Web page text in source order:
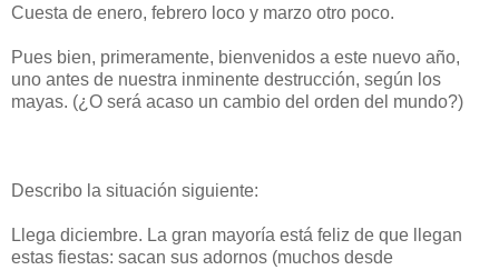
Cuesta de enero, febrero loco y marzo otro poco.
Pues bien, primeramente, bienvenidos a este nuevo año,
uno antes de nuestra inminente destrucción, según los
mayas. (¿O será acaso un cambio del orden del mundo?)
Describo la situación siguiente:
Llega diciembre. La gran mayoría está feliz de que llegan
estas fiestas: sacan sus adornos (muchos desde